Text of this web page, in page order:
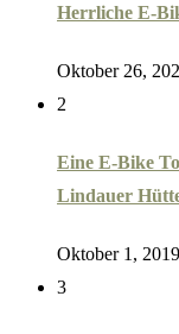
Herrliche E-
Oktober 26,
2
Eine E-Bike
Lindauer
Oktober 1, 2019
3